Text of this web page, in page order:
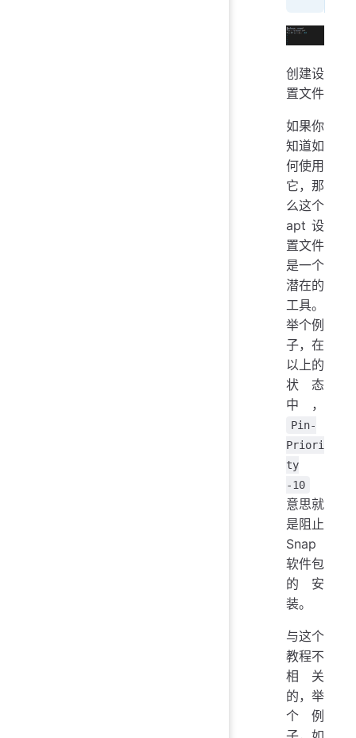
创建设
置文件
如果你
知道如
何使用
它，那
么这个
apt 设
置文件
是一个
潜在的
工具。
举个例
子，在
以上的
状态
中，
Pin-
Priori
ty
-10
意思就
是阻止
Snap
软件包
的安
装。
与这个
教程不
相关
的，举
个例